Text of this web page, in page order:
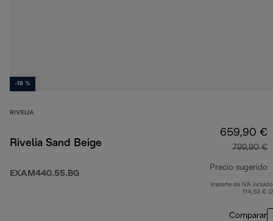
-18 %
RIVELIA
Rivelia Sand Beige
EXAM440.55.BG
659,90 €
799,90 €
Precio sugerido
Importe de IVA
114,53 €
Comparar